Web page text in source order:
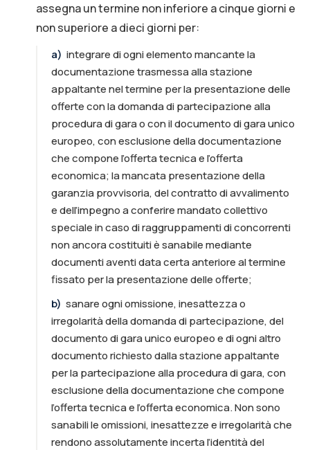
assegna un termine non inferiore a cinque giorni e
non superiore a dieci giorni per:
a) integrare di ogni elemento mancante la
documentazione trasmessa alla stazione
appaltante nel termine per la presentazione delle
offerte con la domanda di partecipazione alla
procedura di gara o con il documento di gara unico
europeo, con esclusione della documentazione
che compone l’offerta tecnica e l’offerta
economica; la mancata presentazione della
garanzia provvisoria, del contratto di avvalimento
e dell’impegno a conferire mandato collettivo
speciale in caso di raggruppamenti di concorrenti
non ancora costituiti è sanabile mediante
documenti aventi data certa anteriore al termine
fissato per la presentazione delle offerte;
b) sanare ogni omissione, inesattezza o
irregolarità della domanda di partecipazione, del
documento di gara unico europeo e di ogni altro
documento richiesto dalla stazione appaltante
per la partecipazione alla procedura di gara, con
esclusione della documentazione che compone
l’offerta tecnica e l’offerta economica. Non sono
sanabili le omissioni, inesattezze e irregolarità che
rendono assolutamente incerta l’identità del